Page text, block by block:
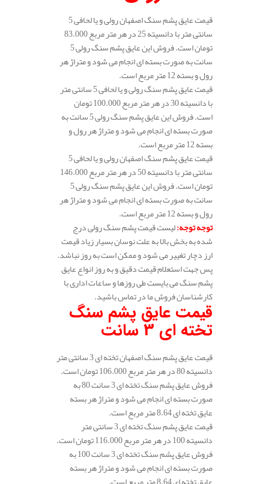
قیمت عایق پشم سنگ اصفهان رولی و یا لحافی 5
سانتی متر با دانسیته 25 در هر متر مربع 83.000
تومان است. فروش این عایق پشم سنگ رولی 5
سانت به صورت بسته ای انجام می شود و متراژ هر
رول و بسته 12 متر مربع است.
قیمت عایق پشم سنگ رولی و یا لحافی 5 سانتی متر
با دانسیته 30 در هر متر مربع 100.000 تومان
است. فروش این عایق پشم سنگ رولی 5 سانت به
صورت بسته ای انجام می شود و متراژ هر رول و
بسته 12 متر مربع است.
قیمت عایق پشم سنگ اصفهان رولی و یا لحافی 5
سانتی متر با دانسیته 50 در هر متر مربع 146.000
تومان است. فروش این عایق پشم سنگ رولی 5
سانت به صورت بسته ای انجام می شود و متراژ هر
رول و بسته 12 متر مربع است.
توجه توجه:لیست قیمت پشم سنگ رولی درج
شده به بخش بالا به علت نوسان بسیار زیاد قیمت
ارز دچار تغییر می شود و ممکن است به روز نباشد.
پس جهت استعلام قیمت دقیق و به روز انواع عایق
پشم سنگ می بایست طی روزها و ساعات اداری با
کارشناسان فروش ما در تماس باشید.
قیمت عایق پشم سنگ
تخته ای 3 سانت
قیمت عایق پشم سنگ اصفهان تخته ای 3 سانتی متر
دانسیته 80 در هر متر مربع 106.000 تومان است.
فروش عایق پشم سنگ تخته ای 3 سانت 80 به
صورت بسته ای انجام می شود و متراژ هر بسته
عایق تخته ای 8.64 متر مربع است.
قیمت عایق پشم سنگ تخته ای 3 سانتی متر
دانسیته 100 در هر متر مربع 116.000 تومان است.
فروش عایق پشم سنگ تخته ای 3 سانت 100 به
صورت بسته ای انجام می شود و متراژ هر بسته